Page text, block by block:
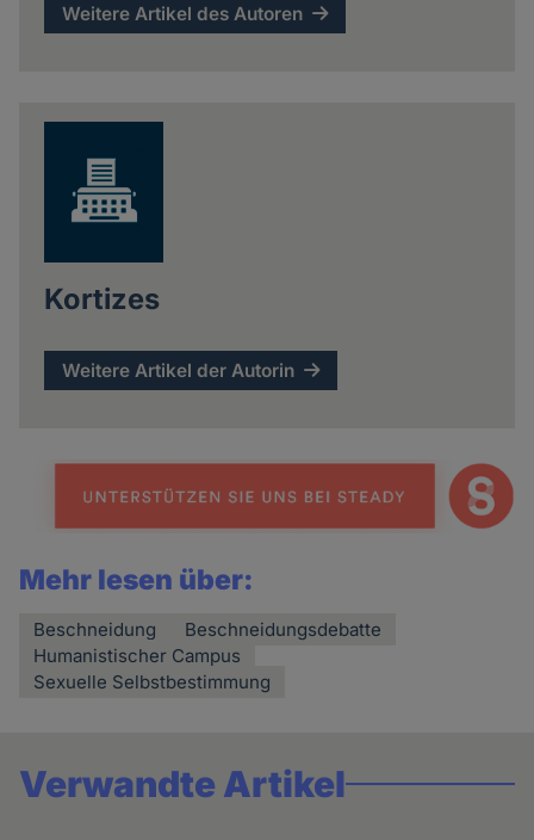
Weitere Artikel des Autoren
Kortizes
Weitere Artikel der Autorin
Mehr lesen über:
Beschneidung
Beschneidungsdebatte
Humanistischer Campus
Sexuelle Selbstbestimmung
Verwandte Artikel